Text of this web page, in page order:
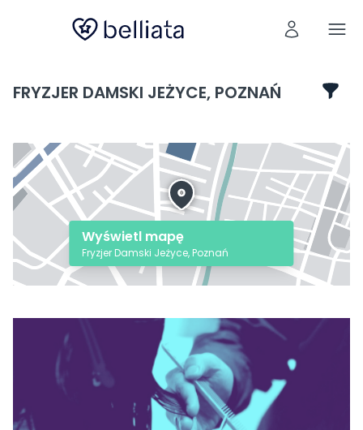
FRYZJER DAMSKI JEŻYCE, POZNAŃ
Wyświetl mapę
Fryzjer Damski Jeżyce, Poznań